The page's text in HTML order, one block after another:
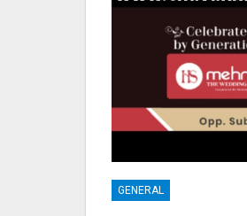
GENERAL